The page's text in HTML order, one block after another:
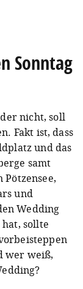
Sonntag
nicht, soll
Fakt ist, dass
und das
samt
und
Wedding
sollte
wer weiß,